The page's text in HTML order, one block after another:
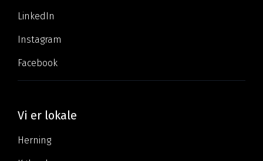
LinkedIn
Instagram
Facebook
Vi er lokale
Herning